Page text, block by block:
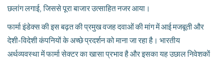
छलांग लगाई, जिससे पूरा बाजार उत्साहित नजर आया।
फार्मा इंडेक्स की इस बढ़त की प्रमुख वजह दवाओं की मांग में आई मजबूती और
देशी-विदेशी कंपनियों के अच्छे प्रदर्शन को माना जा रहा है। भारतीय
अर्थव्यवस्था में फार्मा सेक्टर का खासा प्रभाव है और इसका यह उछाल निवेशकों